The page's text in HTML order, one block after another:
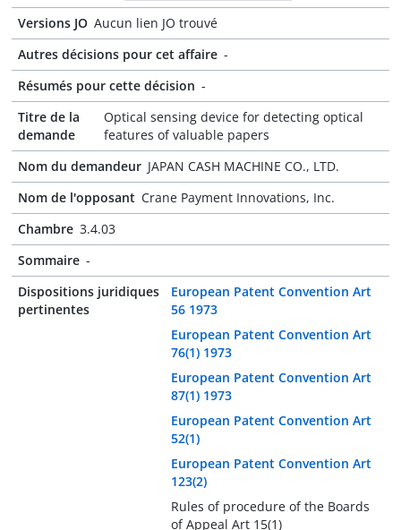
Versions JO Aucun lien JO trouvé
Autres décisions pour cet affaire -
Résumés pour cette décision -
Titre de la
demande
Optical sensing device for detecting optical
features of valuable papers
Nom du demandeur JAPAN CASH MACHINE CO., LTD.
Nom de l'opposant Crane Payment Innovations, Inc.
Chambre 3.4.03
Sommaire -
Dispositions juridiques
pertinentes
European Patent Convention Art
56 1973
European Patent Convention Art
76(1) 1973
European Patent Convention Art
87(1) 1973
European Patent Convention Art
52(1)
European Patent Convention Art
123(2)
Rules of procedure of the Boards
of Appeal Art 15(1)